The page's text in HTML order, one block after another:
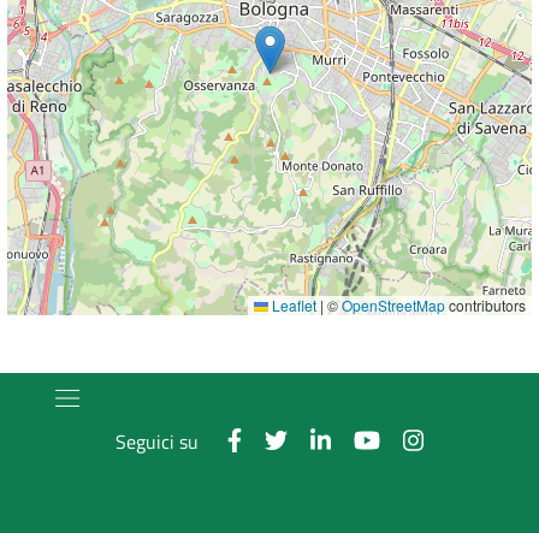
Leaflet | ©OpenStreetMapcontributors
Seguici su